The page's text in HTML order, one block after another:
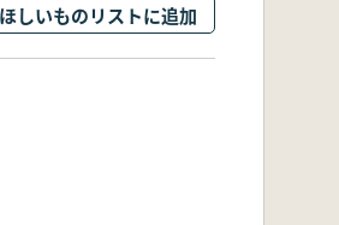
ほしいものリストに追加